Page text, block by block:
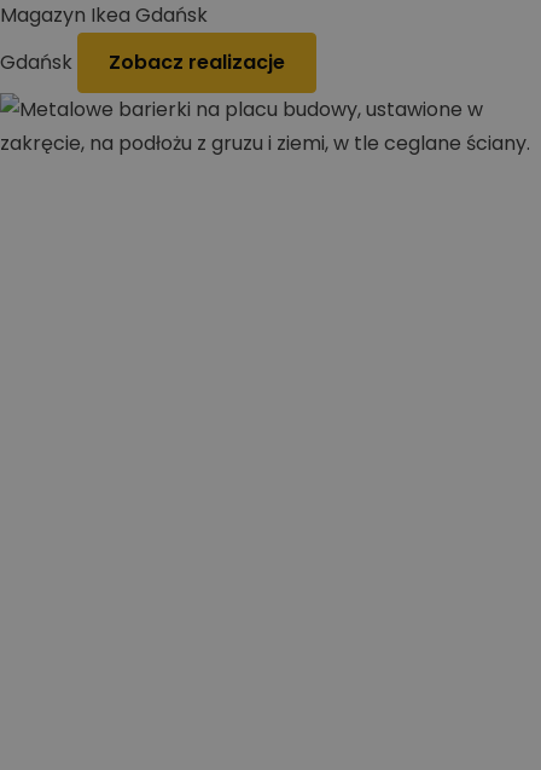
Magazyn Ikea Gdańsk
Gdańsk
Zobacz realizacje